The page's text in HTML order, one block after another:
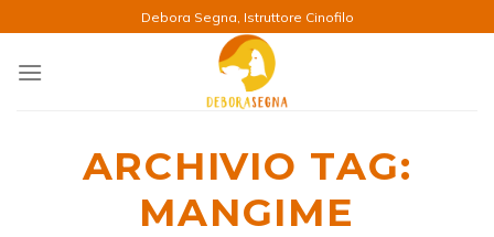
ai
contenuti
Debora Segna, Istruttore Cinofilo
ARCHIVIO TAG:
MANGIME